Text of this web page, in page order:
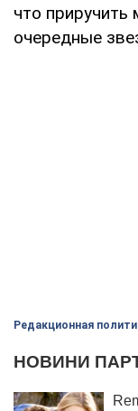
что
очередные
Редакционная